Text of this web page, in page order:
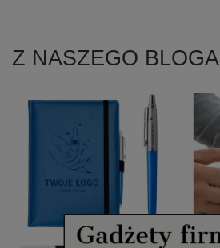
Z NASZEGO BLOGA